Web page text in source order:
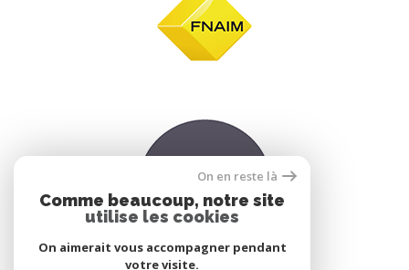
On en reste là
Comme beaucoup, notre site
utilise les cookies
On aimerait vous accompagner pendant
votre visite.